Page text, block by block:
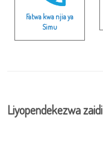
Fatwa kwa njia ya
Simu
Liyopendekezwa zaidi